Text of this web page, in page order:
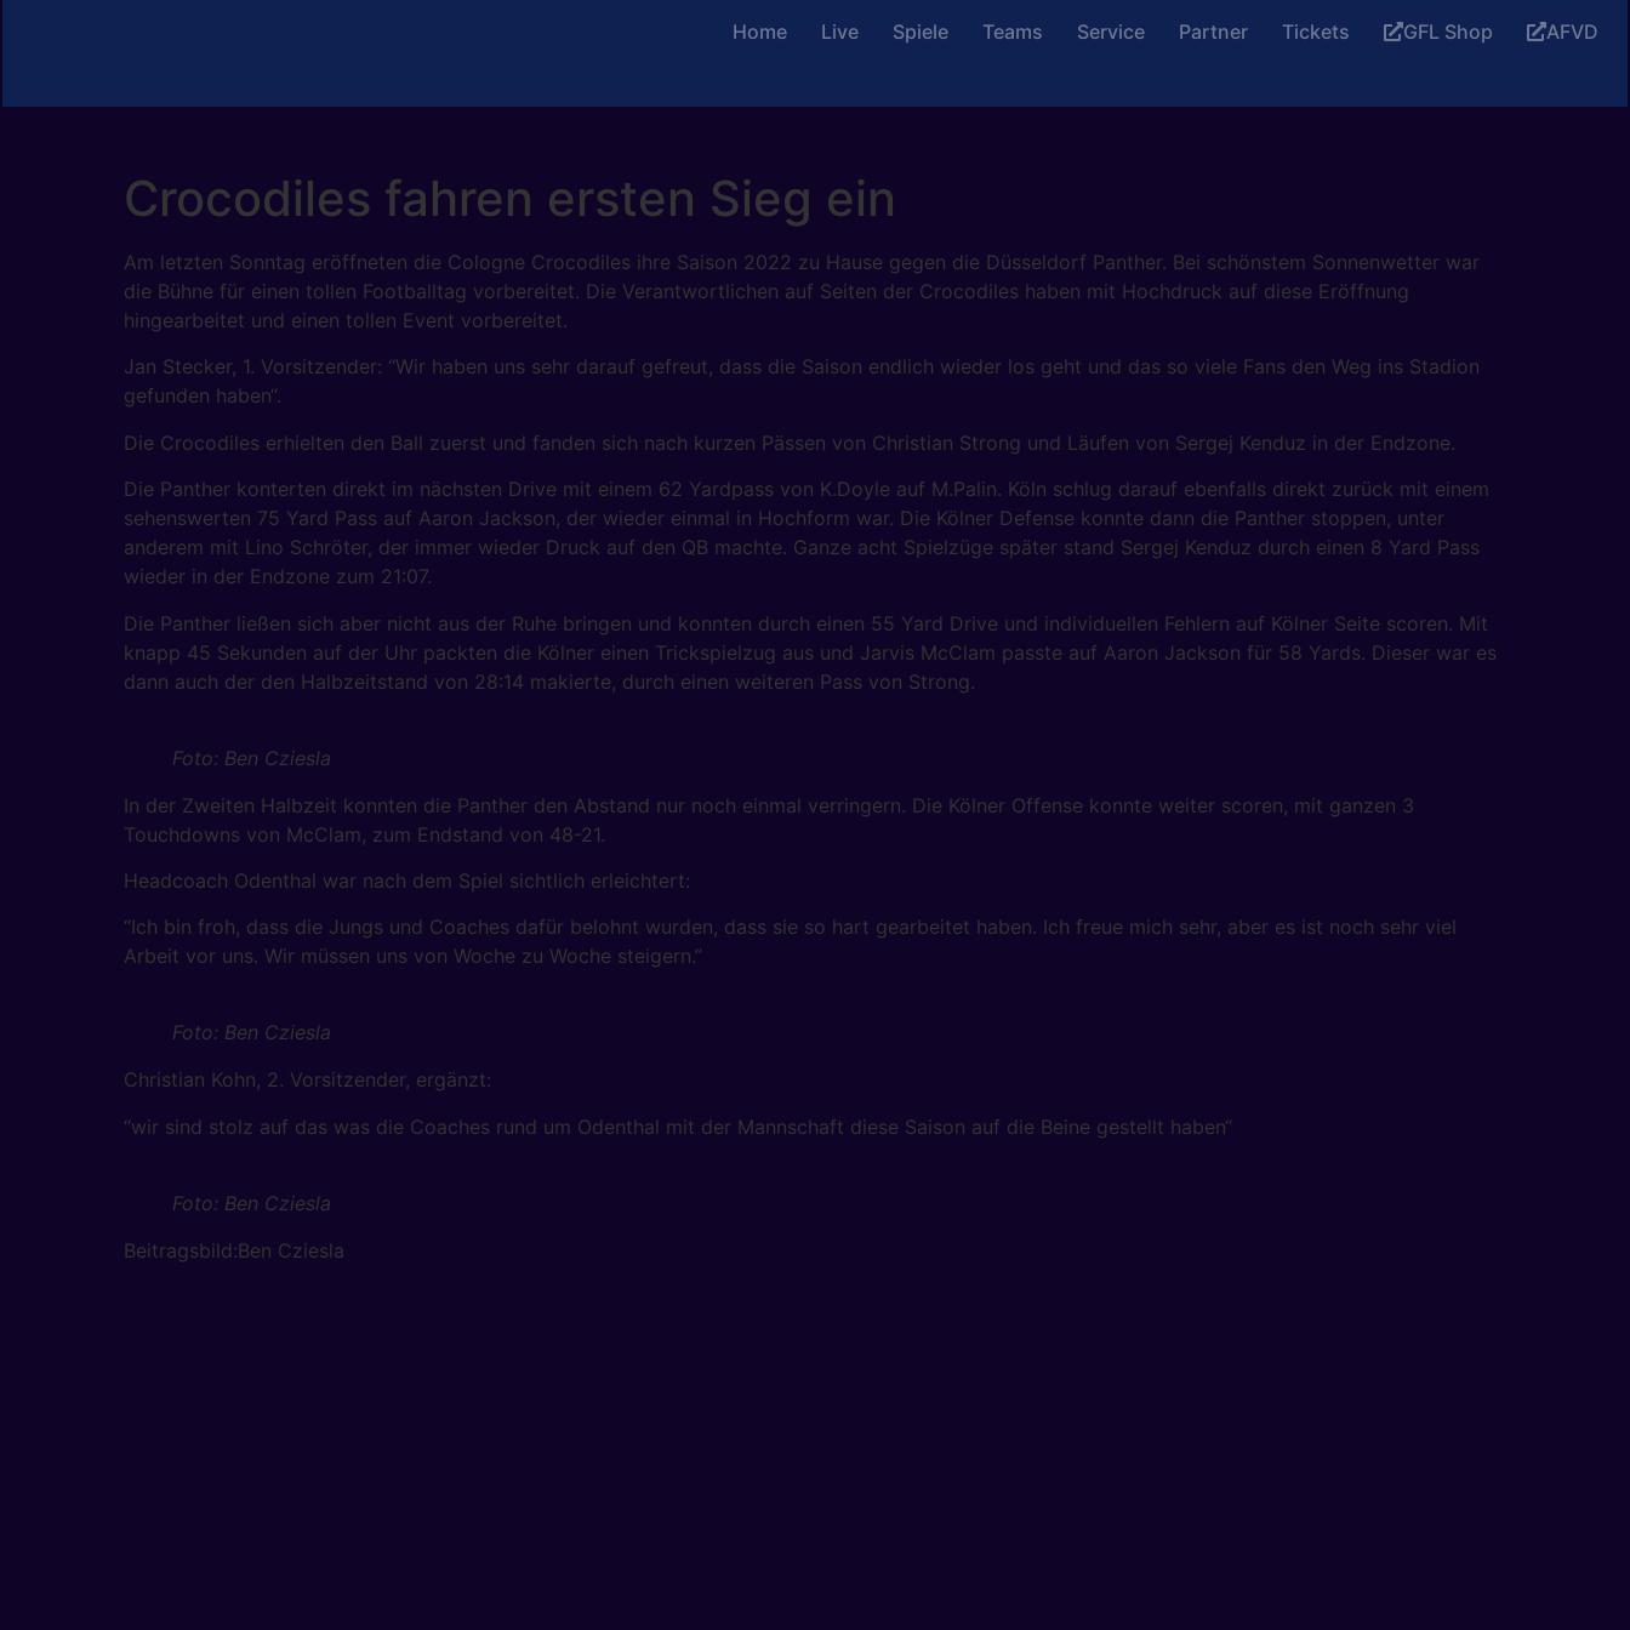
Home Live Spiele Teams Service Partner Tickets GFL Shop AFVD
Crocodiles fahren ersten Sieg ein
Am letzten Sonntag eröffneten die Cologne Crocodiles ihre Saison 2022 zu Hause gegen die Düsseldorf Panther. Bei schönstem Sonnenwetter war
die Bühne für einen tollen Footballtag vorbereitet. Die Verantwortlichen auf Seiten der Crocodiles haben mit Hochdruck auf diese Eröffnung
hingearbeitet und einen tollen Event vorbereitet.
Jan Stecker, 1. Vorsitzender: “Wir haben uns sehr darauf gefreut, dass die Saison endlich wieder los geht und das so viele Fans den Weg ins Stadion
gefunden haben“.
Die Crocodiles erhielten den Ball zuerst und fanden sich nach kurzen Pässen von Christian Strong und Läufen von Sergej Kenduz in der Endzone.
Die Panther konterten direkt im nächsten Drive mit einem 62 Yardpass von K.Doyle auf M.Palin. Köln schlug darauf ebenfalls direkt zurück mit einem
sehenswerten 75 Yard Pass auf Aaron Jackson, der wieder einmal in Hochform war. Die Kölner Defense konnte dann die Panther stoppen, unter
anderem mit Lino Schröter, der immer wieder Druck auf den QB machte. Ganze acht Spielzüge später stand Sergej Kenduz durch einen 8 Yard Pass
wieder in der Endzone zum 21:07.
Die Panther ließen sich aber nicht aus der Ruhe bringen und konnten durch einen 55 Yard Drive und individuellen Fehlern auf Kölner Seite scoren. Mit
knapp 45 Sekunden auf der Uhr packten die Kölner einen Trickspielzug aus und Jarvis McClam passte auf Aaron Jackson für 58 Yards. Dieser war es
dann auch der den Halbzeitstand von 28:14 makierte, durch einen weiteren Pass von Strong.
Foto: Ben Cziesla
In der Zweiten Halbzeit konnten die Panther den Abstand nur noch einmal verringern. Die Kölner Offense konnte weiter scoren, mit ganzen 3
Touchdowns von McClam, zum Endstand von 48-21.
Headcoach Odenthal war nach dem Spiel sichtlich erleichtert:
“Ich bin froh, dass die Jungs und Coaches dafür belohnt wurden, dass sie so hart gearbeitet haben. Ich freue mich sehr, aber es ist noch sehr viel
Arbeit vor uns. Wir müssen uns von Woche zu Woche steigern.”
Foto: Ben Cziesla
Christian Kohn, 2. Vorsitzender, ergänzt:
“wir sind stolz auf das was die Coaches rund um Odenthal mit der Mannschaft diese Saison auf die Beine gestellt haben“
Foto: Ben Cziesla
Beitragsbild:Ben Cziesla